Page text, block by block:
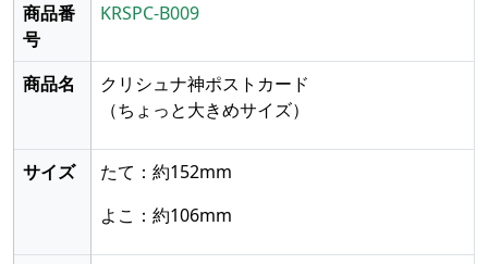
商品番
号
KRSPC-B009
商品名
クリシュナ神ポストカード
（ちょっと大きめサイズ）
サイズ
たて：約152mm
よこ：約106mm